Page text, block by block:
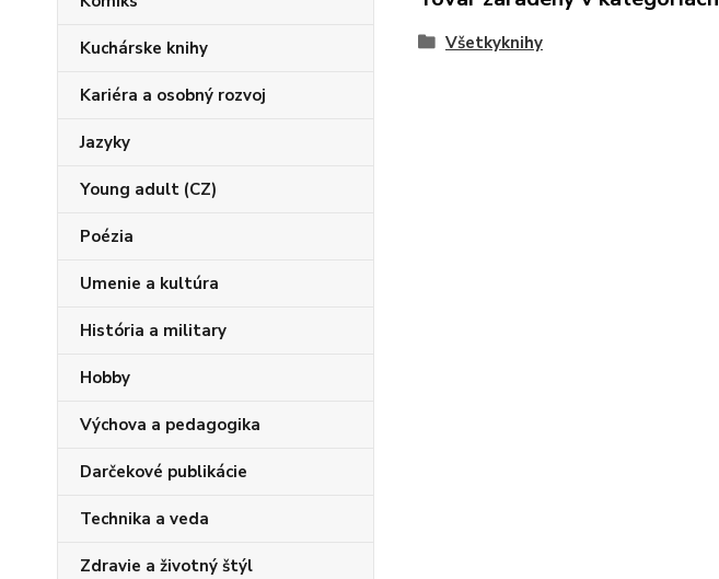
Kuchárske knihy
Kariéra a osobný rozvoj
Jazyky
Young adult (CZ)
Poézia
Umenie a kultúra
História a military
Hobby
Výchova a pedagogika
Darčekové publikácie
Technika a veda
Zdravie a životný štýl
Všetkyknihy